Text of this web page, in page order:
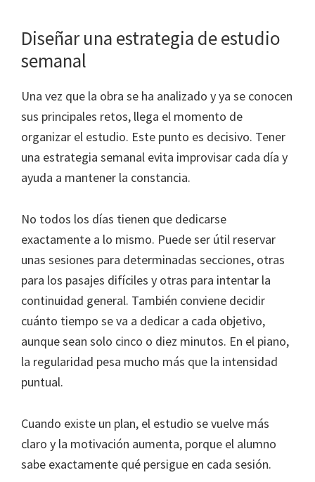
Diseñar una estrategia de estudio
semanal
Una vez que la obra se ha analizado y ya se conocen
sus principales retos, llega el momento de
organizar el estudio. Este punto es decisivo. Tener
una estrategia semanal evita improvisar cada día y
ayuda a mantener la constancia.
No todos los días tienen que dedicarse
exactamente a lo mismo. Puede ser útil reservar
unas sesiones para determinadas secciones, otras
para los pasajes difíciles y otras para intentar la
continuidad general. También conviene decidir
cuánto tiempo se va a dedicar a cada objetivo,
aunque sean solo cinco o diez minutos. En el piano,
la regularidad pesa mucho más que la intensidad
puntual.
Cuando existe un plan, el estudio se vuelve más
claro y la motivación aumenta, porque el alumno
sabe exactamente qué persigue en cada sesión.